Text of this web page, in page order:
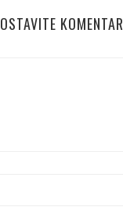
OSTAVITE KOMENTAR